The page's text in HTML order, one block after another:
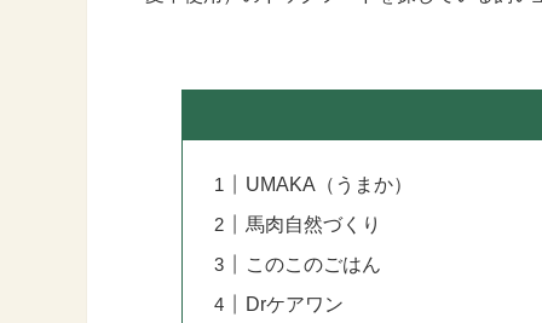
UMAKA（うまか）
馬肉自然づくり
このこのごはん
Drケアワン